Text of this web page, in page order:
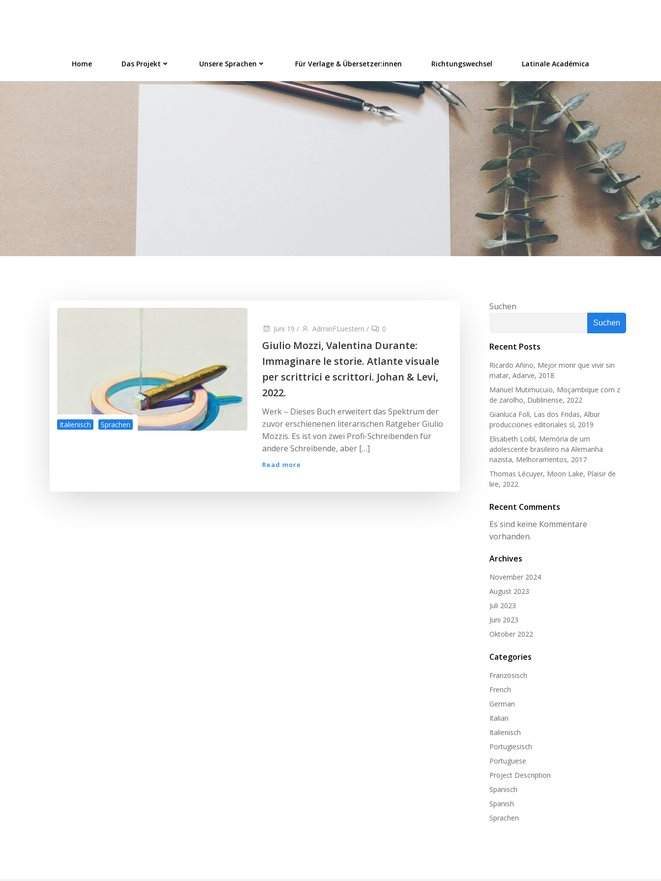
Home Das Projekt Unsere Sprachen Für Verlage & Übersetzer:innen Richtungswechsel Latinale Académica
Italienisch Sprachen
Juni 19 / AdminFLuestern / 0
Giulio Mozzi, Valentina Durante:
Immaginare le storie. Atlante visuale
per scrittrici e scrittori. Johan & Levi,
2022.
Werk – Dieses Buch erweitert das Spektrum der
zuvor erschienenen literarischen Ratgeber Giulio
Mozzis. Es ist von zwei Profi-Schreibenden für
andere Schreibende, aber […]
Read more
Suchen
Suchen
Recent Posts
Ricardo Añino, Mejor morir que vivir sin
matar, Adarve, 2018
Manuel Mutimucuio, Moçambique com z
de zarolho, Dublinense, 2022
Gianluca Folì, Las dos Fridas, Albur
producciones editoriales sl, 2019
Elisabeth Loibl, Memória de um
adolescente brasileiro na Alemanha
nazista, Melhoramentos, 2017
Thomas Lécuyer, Moon Lake, Plaisir de
lire, 2022
Recent Comments
Es sind keine Kommentare
vorhanden.
Archives
November 2024
August 2023
Juli 2023
Juni 2023
Oktober 2022
Categories
Französisch
French
German
Italian
Italienisch
Portugiesisch
Portuguese
Project Description
Spanisch
Spanish
Sprachen